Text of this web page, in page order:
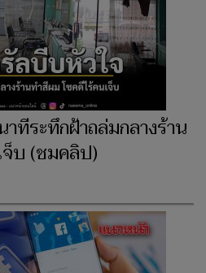
ทีระทึกฝ้าถล่มกลางร้าน
จ็บ (ชมคลิป)